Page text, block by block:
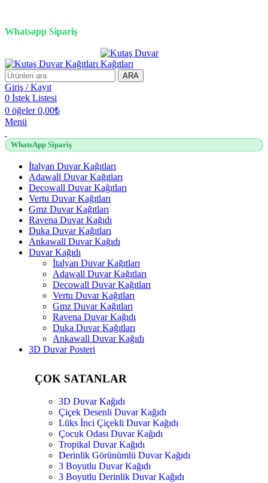
Whatsapp Sipariş
ARA
Giriş / Kayıt
0 İstek Listesi
0 öğeler 0,00₺
Menü
WhatsApp Sipariş
İtalyan Duvar Kağıtları
Adawall Duvar Kağıtları
Decowall Duvar Kağıtları
Vertu Duvar Kağıtları
Gmz Duvar Kağıtları
Ravena Duvar Kağıdı
Duka Duvar Kağıtları
Ankawall Duvar Kağıdı
Duvar Kağıdı
İtalyan Duvar Kağıtları
Adawall Duvar Kağıtları
Decowall Duvar Kağıtları
Vertu Duvar Kağıtları
Gmz Duvar Kağıtları
Ravena Duvar Kağıdı
Duka Duvar Kağıtları
Ankawall Duvar Kağıdı
3D Duvar Posteri
ÇOK SATANLAR
3D Duvar Kağıdı
Çiçek Desenli Duvar Kağıdı
Lüks İnci Çiçekli Duvar Kağıdı
Çocuk Odası Duvar Kağıdı
Tropikal Duvar Kağıdı
Derinlik Görünümlü Duvar Kağıdı
3 Boyutlu Duvar Kağıdı
3 Boyutlu Derinlik Duvar Kağıdı